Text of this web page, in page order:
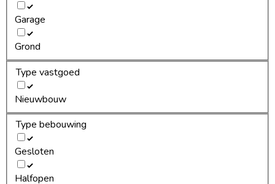
Garage
Grond
Type vastgoed
Nieuwbouw
Type bebouwing
Gesloten
Halfopen